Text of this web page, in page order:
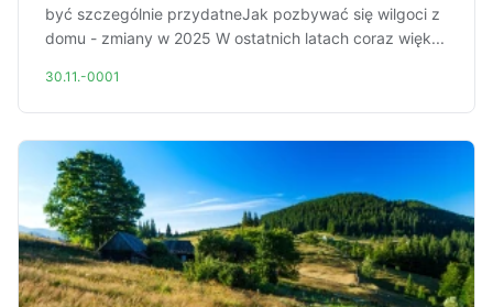
być szczególnie przydatneJak pozbywać się wilgoci z
domu - zmiany w 2025 W ostatnich latach coraz więk...
30.11.-0001